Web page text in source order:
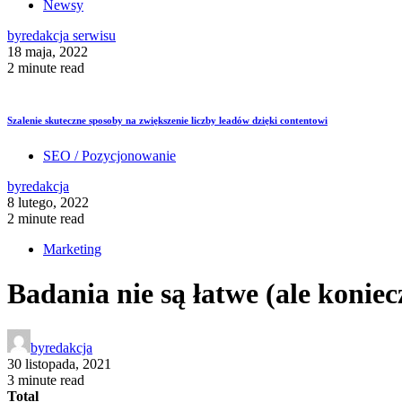
Newsy
byredakcja serwisu
18 maja, 2022
2 minute read
Szalenie skuteczne sposoby na zwiększenie liczby leadów dzięki contentowi
SEO / Pozycjonowanie
byredakcja
8 lutego, 2022
2 minute read
Marketing
Badania nie są łatwe (ale
byredakcja
30 listopada, 2021
3 minute read
Total